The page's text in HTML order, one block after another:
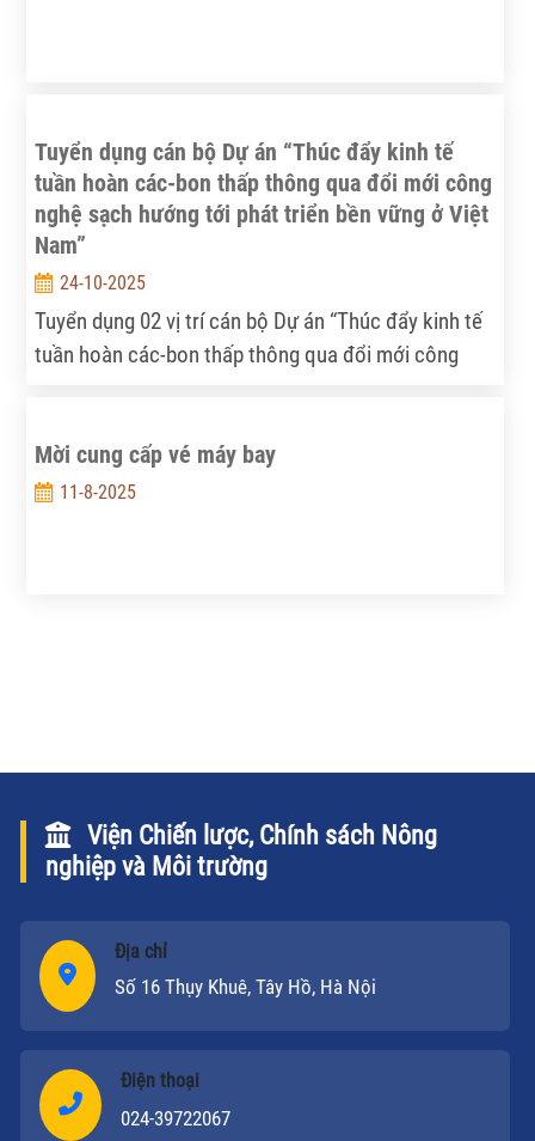
Tuyển dụng cán bộ Dự án “Thúc đẩy kinh tế
tuần hoàn các-bon thấp thông qua đổi mới công
nghệ sạch hướng tới phát triển bền vững ở Việt
Nam”
24-10-2025
Tuyển dụng 02 vị trí cán bộ Dự án “Thúc đẩy kinh tế
tuần hoàn các-bon thấp thông qua đổi mới công
và môi trường (ISPAE) chủ trì thực hiện.
Mời cung cấp vé máy bay
11-8-2025
Viện Chiến lược, Chính sách Nông
nghiệp và Môi trường
Địa chỉ
Số 16 Thụy Khuê, Tây Hồ, Hà Nội
Điện thoại
024-39722067